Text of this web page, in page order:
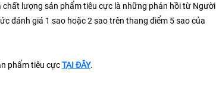
chất lượng sản phẩm tiêu cực là những phản hồi từ Người
đánh giá 1 sao hoặc 2 sao trên thang điểm 5 sao của
phẩm tiêu cực TẠI ĐÂY.